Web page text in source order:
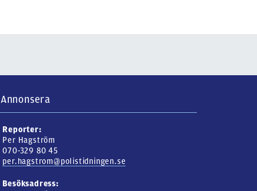
Annonsera
Reporter:
Per Hagström
070-329 80 45
per.hagstrom@polistidningen.se
Besöksadress: